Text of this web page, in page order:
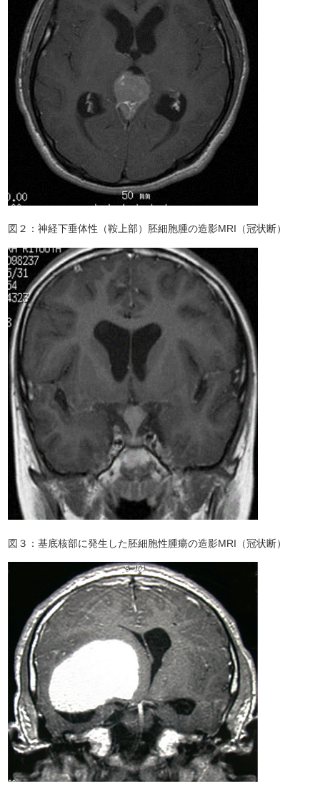
図２：神経下垂体性（鞍上部）胚細胞腫の造影MRI（冠状断）
図３：基底核部に発生した胚細胞性腫瘍の造影MRI（冠状断）